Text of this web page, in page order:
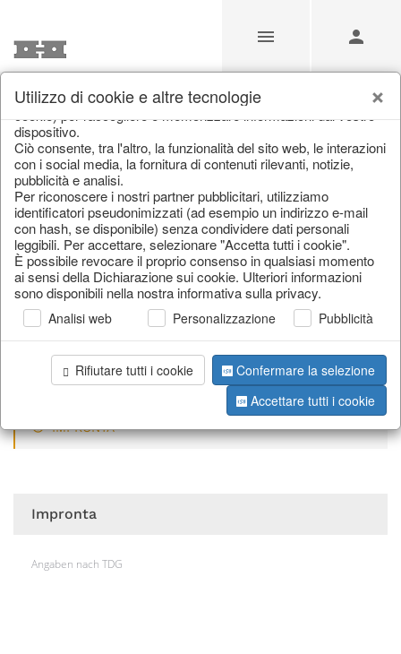
Supporto e assistenza
clienti
Home /Impronta
PROTEZIONE DATI
IMPRONTA
Impronta
Angaben nach TDG
Utilizzo di cookie e altre tecnologie
Il nostro sito web utilizza cookie e tecnologie simili (di seguito:
cookie) per raccogliere e memorizzare informazioni dal vostro
dispositivo.
Ciò consente, tra l'altro, la funzionalità del sito web, le interazioni
con i social media, la fornitura di contenuti rilevanti, notizie,
pubblicità e analisi.
Per riconoscere i nostri partner pubblicitari, utilizziamo
identificatori pseudonimizzati (ad esempio un indirizzo e-mail
con hash, se disponibile) senza condividere dati personali
leggibili. Per accettare, selezionare "Accetta tutti i cookie".
È possibile revocare il proprio consenso in qualsiasi momento
ai sensi della Dichiarazione sui cookie. Ulteriori informazioni
sono disponibili nella nostra informativa sulla privacy.
Analisi web Personalizzazione Pubblicità
Rifiutare tutti i cookie
Confermare la selezione
Accettare tutti i cookie